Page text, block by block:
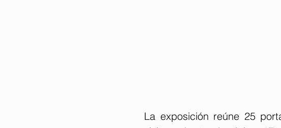
La exposición reúne 25